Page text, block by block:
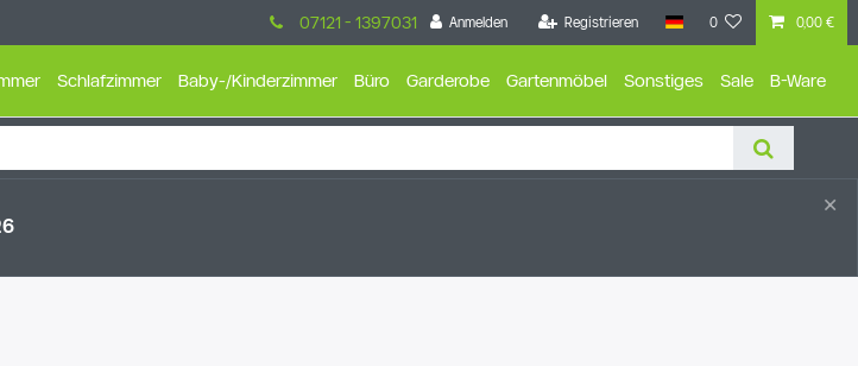
Anmelden Registrieren 0 0,00 €
07121 - 1397031
Schlafzimmer Baby-/Kinderzimmer Büro Garderobe Gartenmöbel Sonstiges Sale B-Ware
×